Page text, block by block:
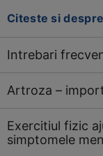
Citeste si
Intrebari
Artroza –
Exercitiul fizic
simptomele